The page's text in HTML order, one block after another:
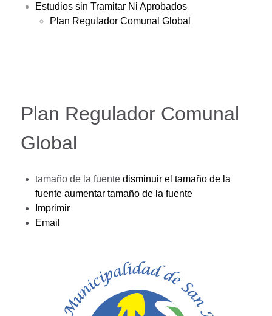
Estudios sin Tramitar Ni Aprobados
Plan Regulador Comunal Global
Plan Regulador Comunal
Global
tamaño de la fuente disminuir el tamaño de la
fuente aumentar tamaño de la fuente
Imprimir
Email